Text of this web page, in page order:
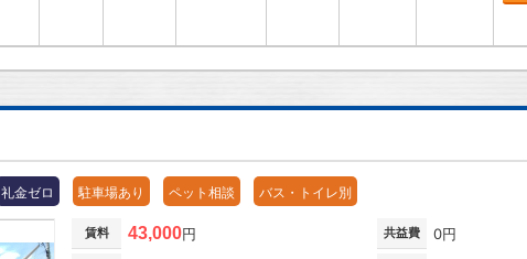
礼金ゼロ 駐車場あり ペット相談 バス・トイレ別
賃料 43,000円 共益費 0円